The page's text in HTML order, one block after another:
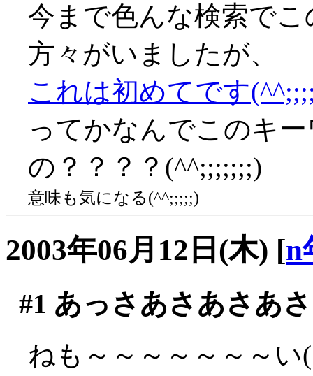
今まで色んな検索で
方々がいましたが、
これは初めてです
ってかなんでこのキ
の？？？？(^^;;;;;;;)
意味も気になる(^^;;;;;)
2003年06月12日(木) [n
#1 あっさあさあさあ
ねも～～～～～～～い